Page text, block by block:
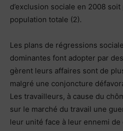
d’exclusion sociale en 2008
population totale (2).
Les plans de régressions
dominantes font adopter par
gèrent leurs affaires sont de
malgré une conjoncture
Les travailleurs, à cause du
sur le marché du travail une
leur unité face à leur ennemi